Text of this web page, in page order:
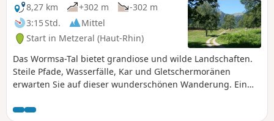
8,27 km
+302 m
-302 m
3:15 Std.
Mittel
Start in Metzeral (Haut-Rhin)
Das Wormsa-Tal bietet grandiose und wilde Landschaften.
Steile Pfade, Wasserfälle, Kar und Gletschermoränen
erwarten Sie auf dieser wunderschönen Wanderung. Ein